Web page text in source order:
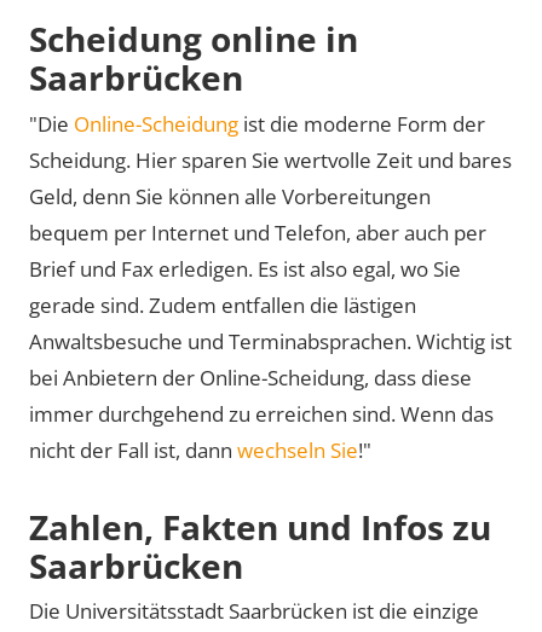
Scheidung online in
Saarbrücken
"Die Online-Scheidung ist die moderne Form der
Scheidung. Hier sparen Sie wertvolle Zeit und bares
Geld, denn Sie können alle Vorbereitungen
bequem per Internet und Telefon, aber auch per
Brief und Fax erledigen. Es ist also egal, wo Sie
gerade sind. Zudem entfallen die lästigen
Anwaltsbesuche und Terminabsprachen. Wichtig ist
bei Anbietern der Online-Scheidung, dass diese
immer durchgehend zu erreichen sind. Wenn das
nicht der Fall ist, dann wechseln Sie!"
Zahlen, Fakten und Infos zu
Saarbrücken
Die Universitätsstadt Saarbrücken ist die einzige